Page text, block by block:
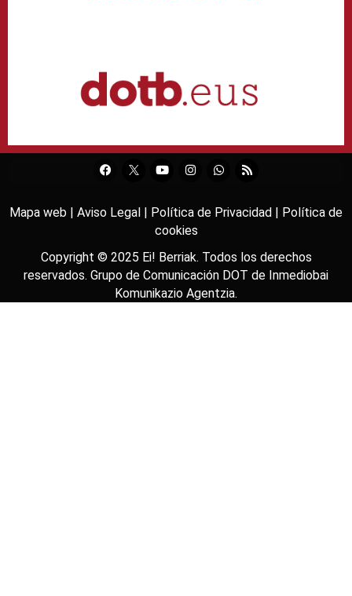
Mapa web | Aviso Legal | Política de Privacidad | Política de
cookies
Copyright © 2025 Ei! Berriak. Todos los derechos
reservados. Grupo de Comunicación DOT de Inmediobai
Komunikazio Agentzia.